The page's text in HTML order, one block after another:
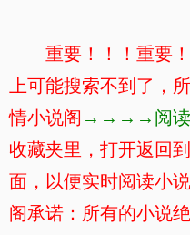
重要！！！重要
上可能搜索不到了，
情小说阁 →→→→阅
收藏夹里，打开返回
面，以便实时阅读小
阁承诺：所有的小说